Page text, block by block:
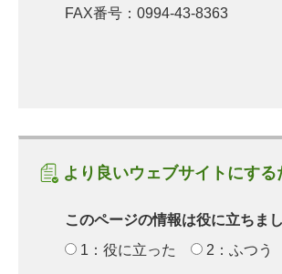
FAX番号：0994-43-8363
より良いウェブサイトにす
このページの情報は役に立ちま
1：役に立った
2：ふつう